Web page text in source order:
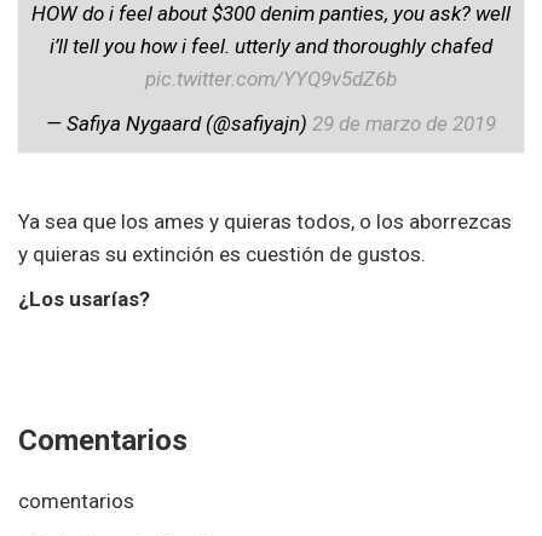
HOW do i feel about $300 denim panties, you ask? well
i’ll tell you how i feel. utterly and thoroughly chafed
pic.twitter.com/YYQ9v5dZ6b
— Safiya Nygaard (@safiyajn) 29 de marzo de 2019
Ya sea que los ames y quieras todos, o los aborrezcas
y quieras su extinción es cuestión de gustos.
¿Los usarías?
Comentarios
comentarios